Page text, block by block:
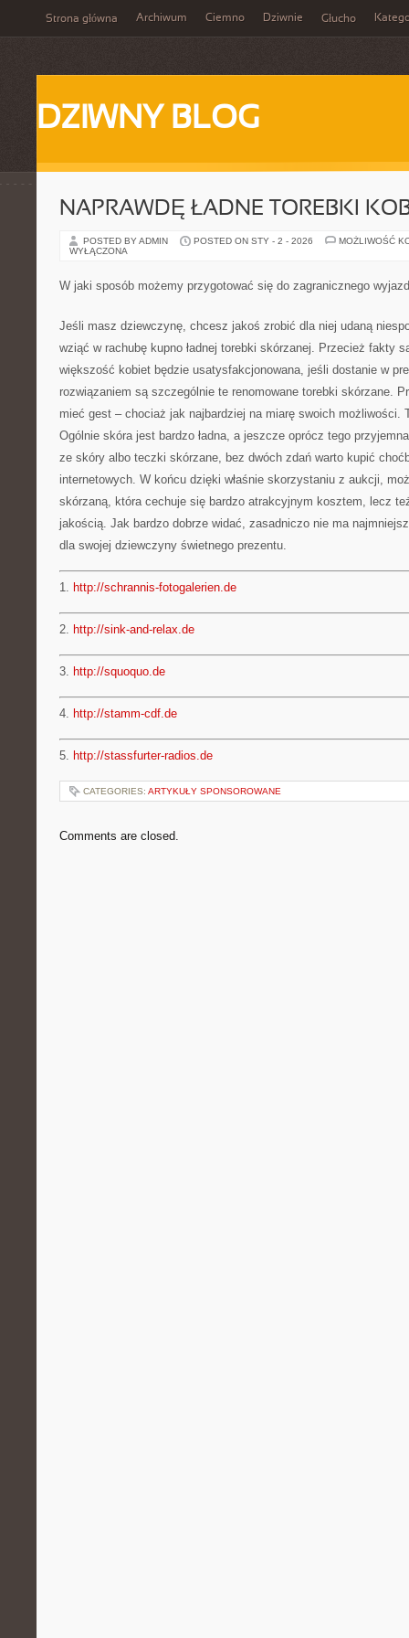
Strona główna Archiwum Ciemno Dziwnie Głucho
DZIWNY BLOG
NAPRAWDĘ ŁADNE TOREBKI
POSTED BY ADMIN POSTED ON STY - 2 - 2026
MOŻLIWOŚĆ
WYŁĄCZONA
W jaki sposób możemy przygotować się do zagranicznego
Jeśli masz dziewczynę, chcesz jakoś zrobić dla niej udaną
wziąć w rachubę kupno ładnej torebki skórzanej. Przecież fakty
większość kobiet będzie usatysfakcjonowana, jeśli dostanie w
rozwiązaniem są szczególnie te renomowane torebki skórzane.
mieć gest – chociaż jak najbardziej na miarę swoich możliwości.
Ogólnie skóra jest bardzo ładna, a jeszcze oprócz tego
ze skóry albo teczki skórzane, bez dwóch zdań warto kupić
internetowych. W końcu dzięki właśnie skorzystaniu z aukcji,
skórzaną, która cechuje się bardzo atrakcyjnym kosztem, lecz
jakością. Jak bardzo dobrze widać, zasadniczo nie ma
dla swojej dziewczyny świetnego prezentu.
1. http://schrannis-fotogalerien.de
2. http://sink-and-relax.de
3. http://squoquo.de
4. http://stamm-cdf.de
5. http://stassfurter-radios.de
CATEGORIES: ARTYKUŁY SPONSOROWANE
Comments are closed.